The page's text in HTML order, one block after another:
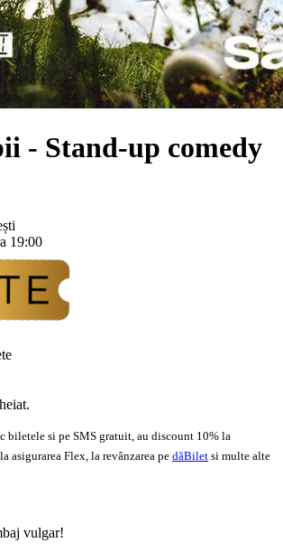
- Stand-up comedy
19:00
biletele si pe SMS gratuit, au discount 10% la
asigurarea Flex, la revânzarea pe dăBilet si multe alte
vulgar!